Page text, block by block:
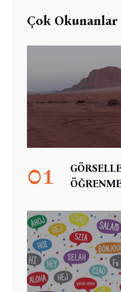
Çok Okunanlar
01